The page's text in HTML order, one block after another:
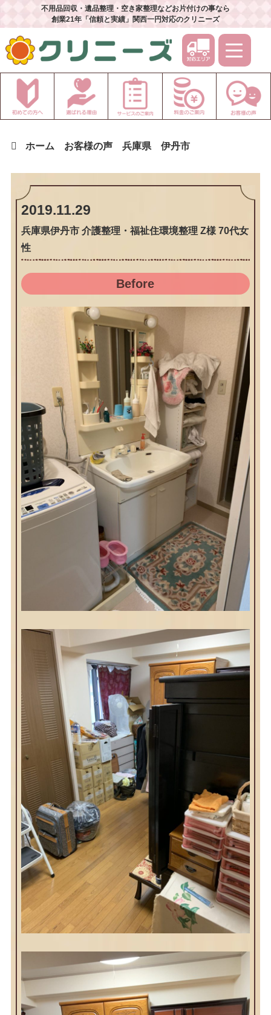
不用品回収・遺品整理・空き家整理などお片付けの事なら
創業21年「信頼と実績」関西一円対応のクリニーズ
ホーム お客様の声 兵庫県 伊丹市
2019.11.29
兵庫県伊丹市 介護整理・福祉住環境整理 Z様 70代女
性
Before